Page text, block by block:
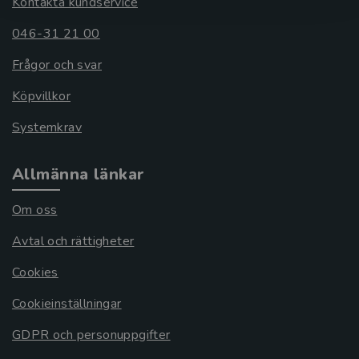
046-31 21 00
Frågor och svar
Köpvillkor
Systemkrav
Allmänna länkar
Om oss
Avtal och rättigheter
Cookies
Cookieinställningar
GDPR och personuppgifter